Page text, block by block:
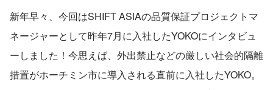
新年早々、今回はSHIFT ASIAの品質保証プロジェクトマ
ネージャーとして昨年7月に入社したYOKOにインタビュ
ーしました！今思えば、外出禁止などの厳しい社会的隔離
措置がホーチミン市に導入される直前に入社したYOKO。